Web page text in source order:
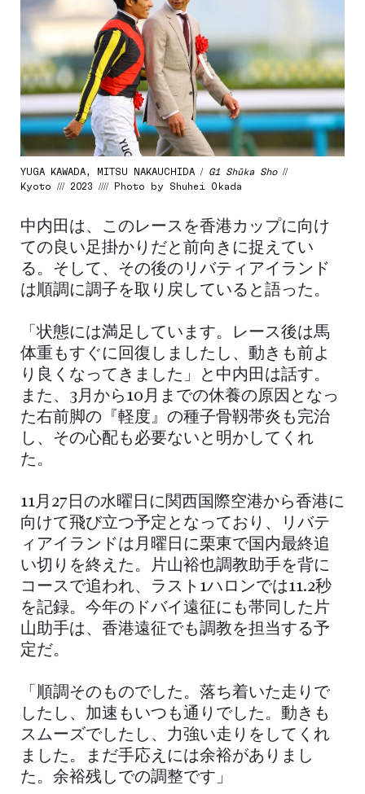
YUGA KAWADA, MITSU NAKAUCHIDA / G1 Shūka Sho//
Kyoto /// 2023 //// Photo by Shuhei Okada
中内田は、このレースを香港カップに向け
ての良い足掛かりだと前向きに捉えてい
る。そして、その後のリバティアイランド
は順調に調子を取り戻していると語った。
「状態には満足しています。レース後は馬
体重もすぐに回復しましたし、動きも前よ
り良くなってきました」と中内田は話す。
また、3月から10月までの休養の原因となっ
た右前脚の『軽度』の種子骨靱帯炎も完治
し、その心配も必要ないと明かしてくれ
た。
11月27日の水曜日に関西国際空港から香港に
向けて飛び立つ予定となっており、リバテ
ィアイランドは月曜日に栗東で国内最終追
い切りを終えた。片山裕也調教助手を背に
コースで追われ、ラスト1ハロンでは11.2秒
を記録。今年のドバイ遠征にも帯同した片
山助手は、香港遠征でも調教を担当する予
定だ。
「順調そのものでした。落ち着いた走りで
したし、加速もいつも通りでした。動きも
スムーズでしたし、力強い走りをしてくれ
ました。まだ手応えには余裕がありまし
た。余裕残しでの調整です」